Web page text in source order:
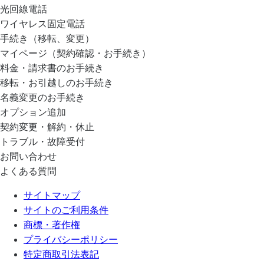
光回線電話
ワイヤレス固定電話
手続き（移転、変更）
マイページ（契約確認・お手続き）
料金・請求書のお手続き
移転・お引越しのお手続き
名義変更のお手続き
オプション追加
契約変更・解約・休止
トラブル・故障受付
お問い合わせ
よくある質問
サイトマップ
サイトのご利用条件
商標・著作権
プライバシーポリシー
特定商取引法表記